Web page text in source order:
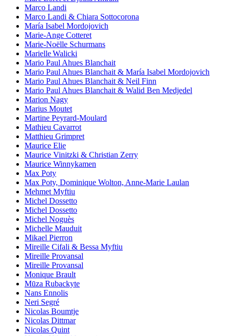
Marco Landi
Marco Landi & Chiara Sottocorona
María Isabel Mordojovich
Marie-Ange Cotteret
Marie-Noëlle Schurmans
Marielle Walicki
Mario Paul Ahues Blanchait
Mario Paul Ahues Blanchait & María Isabel Mordojovich
Mario Paul Ahues Blanchait & Neil Finn
Mario Paul Ahues Blanchait & Walid Ben Medjedel
Marion Nagy
Marius Moutet
Martine Peyrard-Moulard
Mathieu Cavarrot
Matthieu Grimpret
Maurice Elie
Maurice Vinitzki & Christian Zerry
Maurice Winnykamen
Max Poty
Max Poty, Dominique Wolton, Anne-Marie Laulan
Mehmet Myftiu
Michel Dossetto
Michel Dossetto
Michel Noguès
Michelle Mauduit
Mikael Pierron
Mireille Cifali & Bessa Myftiu
Mireille Provansal
Mireille Provansal
Monique Brault
Mūza Rubackyte
Nans Ennolis
Neri Segré
Nicolas Boumtje
Nicolas Dittmar
Nicolas Quint